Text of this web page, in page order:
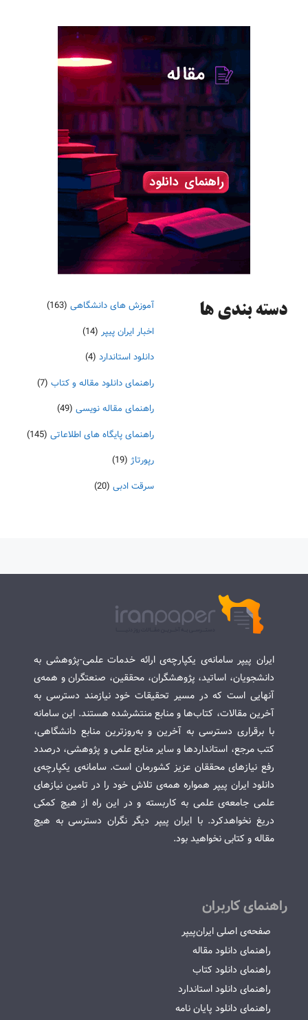
دسته‌ بندی ها آموزش های دانشگاهی (163)
اخبار ایران پیپر (14)
دانلود استاندارد (4)
راهنمای دانلود مقاله و کتاب (7)
راهنمای مقاله نویسی (49)
راهنمای پایگاه های اطلاعاتی (145)
رپورتاژ (19)
سرقت ادبی (20)
ایران پیپر سامانه‌ی یکپارچه‌ی ارائه خدمات علمی-پژوهشی به
دانشجویان، اساتید، پژوهشگران، محققین، صنعتگران و همه‌ی
آنهایی است که در مسیر تحقیقات خود نیازمند دسترسی به
آخرین مقالات، کتاب‌ها و منابع منتشرشده هستند. این سامانه
با برقراری دسترسی به آخرین و به‌روزترین منابع دانشگاهی،
کتب مرجع، استانداردها و سایر منابع علمی و پژوهشی، درصدد
رفع نیازهای محققان عزیز کشورمان است. سامانه‌ی یکپارچه‌ی
دانلود ایران پیپر همواره همه‌ی تلاش خود را در تامین نیازهای
علمی جامعه‌ی علمی به کاربسته و در این راه از هیچ کمکی
دریغ نخواهدکرد. با ایران پیپر دیگر نگران دسترسی به هیچ
مقاله و کتابی نخواهید بود.
راهنمای کاربران
صفحه‌ی اصلی ایران‌پیپر
راهنمای دانلود مقاله
راهنمای دانلود کتاب
راهنمای دانلود استاندارد
راهنمای دانلود پایان نامه